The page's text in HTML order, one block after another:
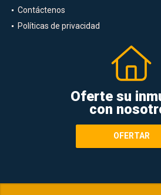
Contáctenos
Políticas de privacidad
Oferte su
con
OFERTAR